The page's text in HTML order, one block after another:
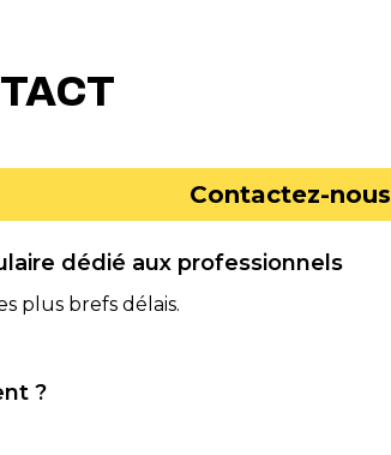
Contactez-nous
dédié aux professionnels
plus brefs délais.
?